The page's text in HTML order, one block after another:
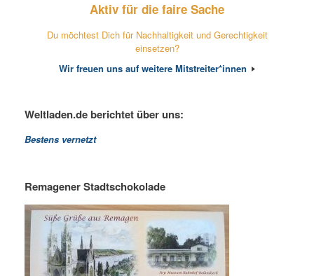
Aktiv für die faire Sache
Du möchtest Dich für Nachhaltigkeit und Gerechtigkeit
einsetzen?
Wir freuen uns auf weitere Mitstreiter*innen
Weltladen.de berichtet über uns:
Bestens vernetzt
Remagener Stadtschokolade